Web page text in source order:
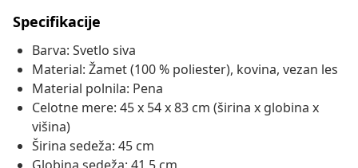
Specifikacije
Barva: Svetlo siva
Material: Žamet (100 % poliester), kovina, vezan les
Material polnila: Pena
Celotne mere: 45 x 54 x 83 cm (širina x globina x
višina)
Širina sedeža: 45 cm